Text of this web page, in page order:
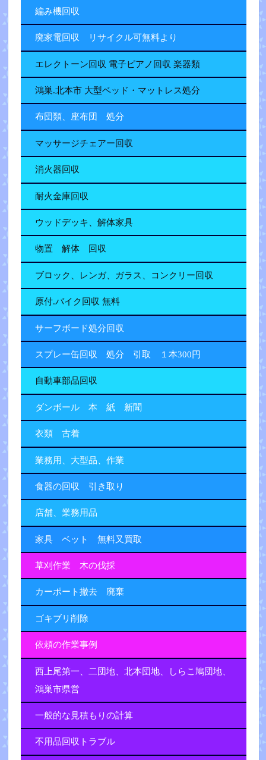
編み機回収
廃家電回収 リサイクル可無料より
エレクトーン回収 電子ピアノ回収 楽器類
鴻巣.北本市 大型ベッド・マットレス処分
布団類、座布団 処分
マッサージチェアー回収
消火器回収
耐火金庫回収
ウッドデッキ、解体家具
物置 解体 回収
ブロック、レンガ、ガラス、コンクリー回収
原付.バイク回収 無料
サーフボード処分回収
スプレー缶回収 処分 引取 １本300円
自動車部品回収
ダンボール 本 紙 新聞
衣類 古着
業務用、大型品、作業
食器の回収 引き取り
店舗、業務用品
家具 ベット 無料又買取
草刈作業 木の伐採
カーポート撤去 廃棄
ゴキブリ削除
依頼の作業事例
西上尾第一、二団地、北本団地、しらこ鳩団地、
鴻巣市県営
一般的な見積もりの計算
不用品回収トラブル